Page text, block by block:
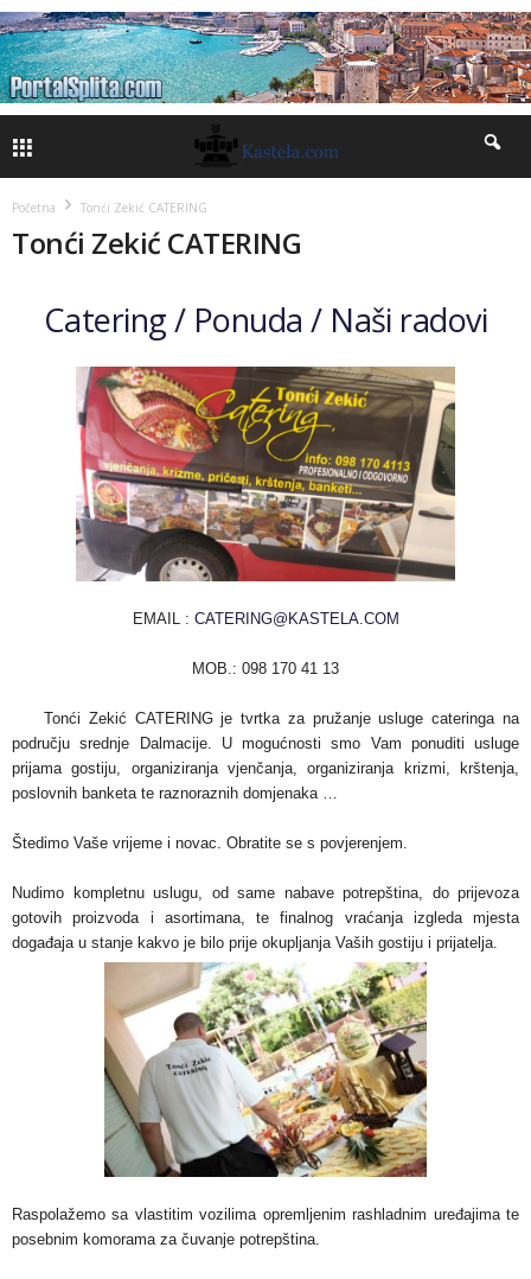
Početna Tonći Zekić CATERING
Tonći Zekić CATERING
Catering / Ponuda / Naši radovi
EMAIL : CATERING@KASTELA.COM
MOB.: 098 170 41 13
Tonći Zekić CATERING je tvrtka za pružanje usluge cateringa na
području srednje Dalmacije. U mogućnosti smo Vam ponuditi usluge
prijama gostiju, organiziranja vjenčanja, organiziranja krizmi, krštenja,
poslovnih banketa te raznoraznih domjenaka …
Štedimo Vaše vrijeme i novac. Obratite se s povjerenjem.
Nudimo kompletnu uslugu, od same nabave potrepština, do prijevoza
gotovih proizvoda i asortimana, te finalnog vraćanja izgleda mjesta
događaja u stanje kakvo je bilo prije okupljanja Vaših gostiju i prijatelja.
Raspolažemo sa vlastitim vozilima opremljenim rashladnim uređajima te
posebnim komorama za čuvanje potrepština.